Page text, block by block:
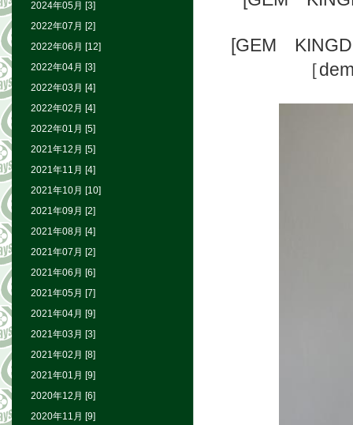
[GEM
［
2024年05月 [3]
2022年07月 [2]
2022年06月 [12]
2022年04月 [3]
2022年03月 [4]
2022年02月 [4]
2022年01月 [5]
2021年12月 [5]
2021年11月 [4]
2021年10月 [10]
2021年09月 [2]
2021年08月 [4]
2021年07月 [2]
2021年06月 [6]
2021年05月 [7]
2021年04月 [9]
2021年03月 [3]
2021年02月 [8]
2021年01月 [9]
2020年12月 [6]
2020年11月 [9]